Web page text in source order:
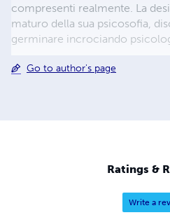
compresenti realmente. La
maturo della sua psicosofia,
germinare incrociando
Go to author's page
Ratings &
Write a